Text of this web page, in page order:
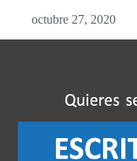
octubre 27, 2020